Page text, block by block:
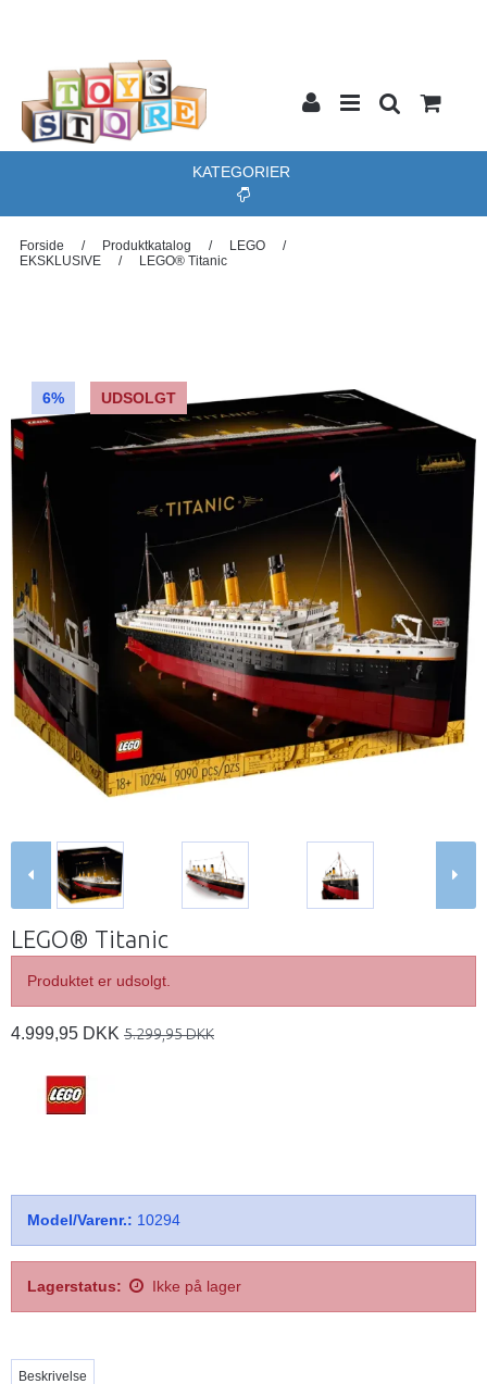
KATEGORIER
Forside / Produktkatalog / LEGO
/
EKSKLUSIVE
/ LEGO® Titanic
6% UDSOLGT
LEGO® Titanic
Produktet er udsolgt.
4.999,95 DKK 5.299,95 DKK
Model/Varenr.: 10294
Lagerstatus: Ikke på lager
Beskrivelse